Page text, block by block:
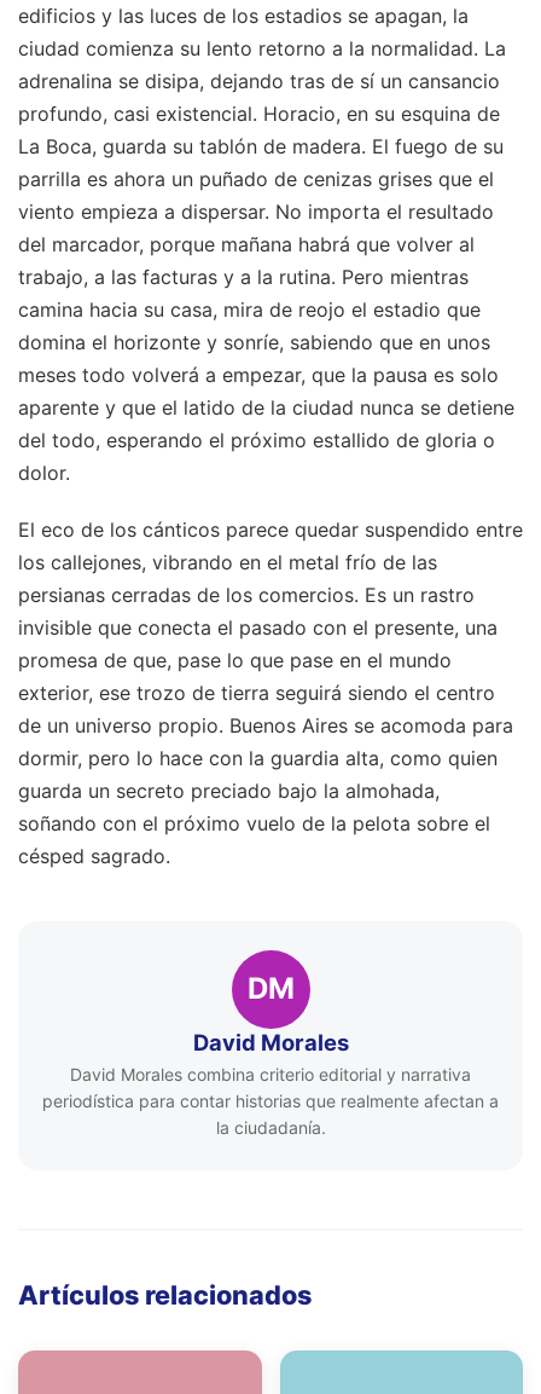
edificios y las luces de los estadios se apagan, la
ciudad comienza su lento retorno a la normalidad. La
adrenalina se disipa, dejando tras de sí un cansancio
profundo, casi existencial. Horacio, en su esquina de
La Boca, guarda su tablón de madera. El fuego de su
parrilla es ahora un puñado de cenizas grises que el
viento empieza a dispersar. No importa el resultado
del marcador, porque mañana habrá que volver al
trabajo, a las facturas y a la rutina. Pero mientras
camina hacia su casa, mira de reojo el estadio que
domina el horizonte y sonríe, sabiendo que en unos
meses todo volverá a empezar, que la pausa es solo
aparente y que el latido de la ciudad nunca se detiene
del todo, esperando el próximo estallido de gloria o
dolor.
El eco de los cánticos parece quedar suspendido entre
los callejones, vibrando en el metal frío de las
persianas cerradas de los comercios. Es un rastro
invisible que conecta el pasado con el presente, una
promesa de que, pase lo que pase en el mundo
exterior, ese trozo de tierra seguirá siendo el centro
de un universo propio. Buenos Aires se acomoda para
dormir, pero lo hace con la guardia alta, como quien
guarda un secreto preciado bajo la almohada,
soñando con el próximo vuelo de la pelota sobre el
césped sagrado.
DM
David Morales
David Morales combina criterio editorial y narrativa
periodística para contar historias que realmente afectan a
la ciudadanía.
Artículos relacionados